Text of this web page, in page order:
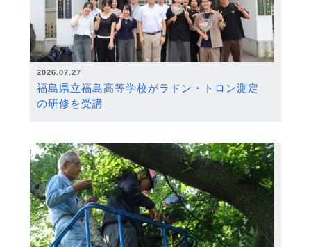
2026.07.27
福島県立福島高等学校がラドン・トロン測定
の研修を受講